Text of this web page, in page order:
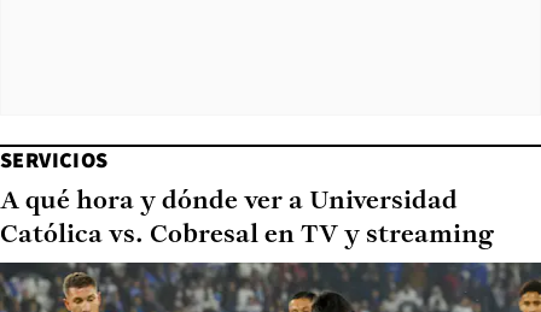
SERVICIOS
A qué hora y dónde ver a Universidad
Católica vs. Cobresal en TV y streaming